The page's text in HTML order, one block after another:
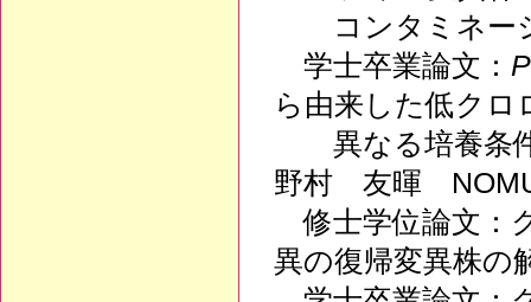
コンタミネーシ
学士卒業論文：
ら由来した低クロ
異なる培養条件
野村 友暉
修士学位論文：
異の復帰変異株の